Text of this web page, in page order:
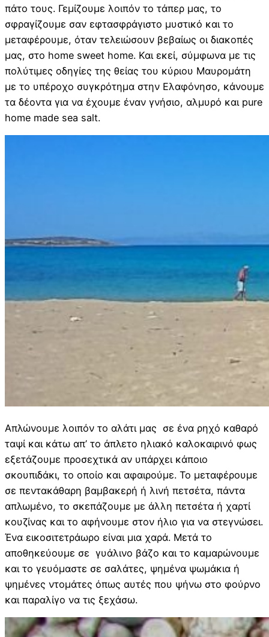
πάτο τους. Γεμίζουμε λοιπόν το τάπερ μας, το
σφραγίζουμε σαν εφτασφράγιστο μυστικό και το
μεταφέρουμε, όταν τελειώσουν βεβαίως οι διακοπές
μας, στο home sweet home. Και εκεί, σύμφωνα με τις
πολύτιμες οδηγίες της θείας του κύριου Μαυρομάτη
με το υπέροχο συγκρότημα στην Ελαφόνησο, κάνουμε
τα δέοντα για να έχουμε έναν γνήσιο, αλμυρό και pure
home made sea salt.
Απλώνουμε λοιπόν το αλάτι μας σε ένα ρηχό καθαρό
ταψί και κάτω απ’ το άπλετο ηλιακό καλοκαιρινό φως
εξετάζουμε προσεχτικά αν υπάρχει κάποιο
σκουπιδάκι, το οποίο και αφαιρούμε. Το μεταφέρουμε
σε πεντακάθαρη βαμβακερή ή λινή πετσέτα, πάντα
απλωμένο, το σκεπάζουμε με άλλη πετσέτα ή χαρτί
κουζίνας και το αφήνουμε στον ήλιο για να στεγνώσει.
Ένα εικοσιτετράωρο είναι μια χαρά. Μετά το
αποθηκεύουμε σε γυάλινο βάζο και το καμαρώνουμε
και το γευόμαστε σε σαλάτες, ψημένα ψωμάκια ή
ψημένες ντομάτες όπως αυτές που ψήνω στο φούρνο
και παραλίγο να τις ξεχάσω.